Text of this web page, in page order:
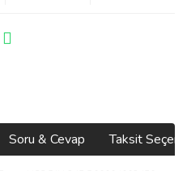
Soru & Cevap Taksit